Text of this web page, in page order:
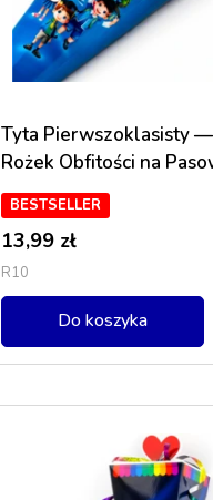
Tyta Pierwszoklasisty
Rożek Obfitości na
BESTSELLER
13,99 zł
R10
Do koszyka